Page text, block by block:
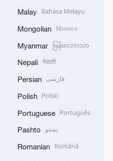
Malay Bahasa Melayu
Mongolian Монгол
Myanmar မြန်မာဘာသာ
Nepali नेपाली
Persian فارسی
Polish Polski
Portuguese Português
Pashto پښتو
Romanian Română